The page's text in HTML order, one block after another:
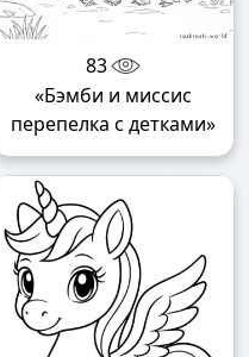
83
«Бэмби и миссис
перепелка с детками»